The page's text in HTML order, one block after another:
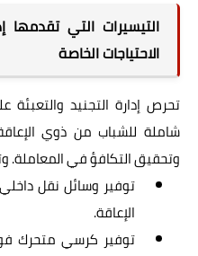
التيسيرات التي تقدمها
الاحتياجات الخاصة
تحرص إدارة التجنيد
شاملة للشباب من ذوي
وتحقيق التكافؤ في المعاملة.
توفير وسائل نقل
الإعاقة.
توفير كرسي متحرك